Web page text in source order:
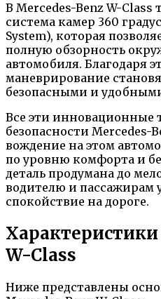
В Mercedes-Benz W-Class
система камер 360
System), которая
полную обзорность
автомобиля. Благодаря
маневрирование
безопасными и
Все эти инновационные
безопасности Mercedes-
вождение на этом
по уровню комфорта и
деталь продумана до
водителю и пассажирам
спокойствие на дороге.
W-Class
Ниже представлены